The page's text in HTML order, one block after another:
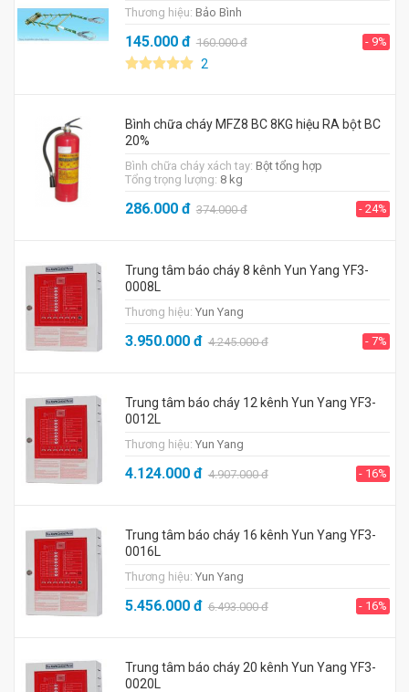
Thương hiệu: Bảo Bình
145.000đ 160.000đ - 9%
2
Bình chữa cháy MFZ8 BC 8KG hiệu RA bột BC
20%
Bình chữa cháy xách tay: Bột tổng hợp
Tổng trọng lượng: 8 kg
286.000đ 374.000đ - 24%
Trung tâm báo cháy 8 kênh Yun Yang YF3-
0008L
Thương hiệu: Yun Yang
3.950.000đ 4.245.000đ - 7%
Trung tâm báo cháy 12 kênh Yun Yang YF3-
0012L
Thương hiệu: Yun Yang
4.124.000đ 4.907.000đ - 16%
Trung tâm báo cháy 16 kênh Yun Yang YF3-
0016L
Thương hiệu: Yun Yang
5.456.000đ 6.493.000đ - 16%
Trung tâm báo cháy 20 kênh Yun Yang YF3-
0020L